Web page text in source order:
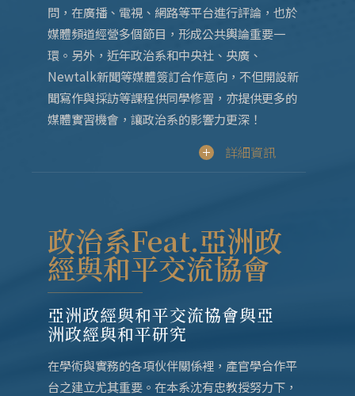
問，在廣播、電視、網路等平台進行評論，也於
媒體頻道經營多個節目，形成公共輿論重要一
環。另外，近年政治系和中央社、央廣、
Newtalk新聞等媒體簽訂合作意向，不但開設新
聞寫作與採訪等課程供同學修習，亦提供更多的
媒體實習機會，讓政治系的影響力更深！
詳細資訊
政治系Feat.亞洲政
經與和平交流協會
亞洲政經與和平交流協會與亞
洲政經與和平研究
在學術與實務的各項伙伴關係裡，產官學合作平
台之建立尤其重要。在本系沈有忠教授努力下，